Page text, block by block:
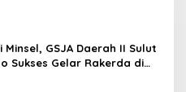
Minsel, GSJA Daerah II Sulut
Sukses Gelar Rakerda di